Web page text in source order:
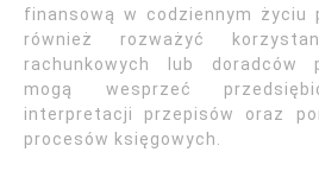
finansową w codziennym życiu
również rozważyć
rachunkowych lub doradców
mogą wesprzeć
interpretacji przepisów oraz
procesów księgowych.